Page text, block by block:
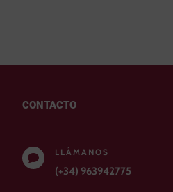
CONTACTO

LLÁMANOS
(+34) 963942775